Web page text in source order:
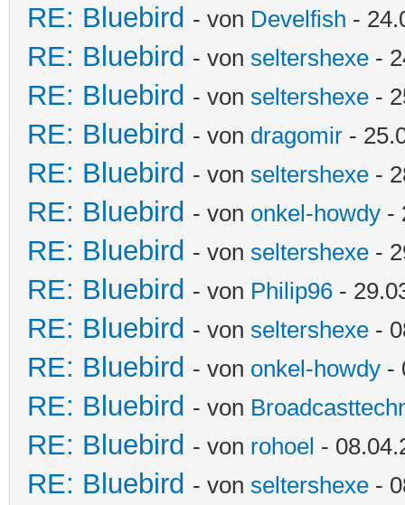
RE: Bluebird - von Develfish -
RE: Bluebird - von seltershexe -
RE: Bluebird - von seltershexe -
RE: Bluebird - von dragomir -
RE: Bluebird - von seltershexe -
RE: Bluebird - von onkel-howdy -
RE: Bluebird - von seltershexe -
RE: Bluebird - von Philip96 -
RE: Bluebird - von seltershexe -
RE: Bluebird - von onkel-howdy -
RE: Bluebird - von
RE: Bluebird - von rohoel -
RE: Bluebird - von seltershexe -